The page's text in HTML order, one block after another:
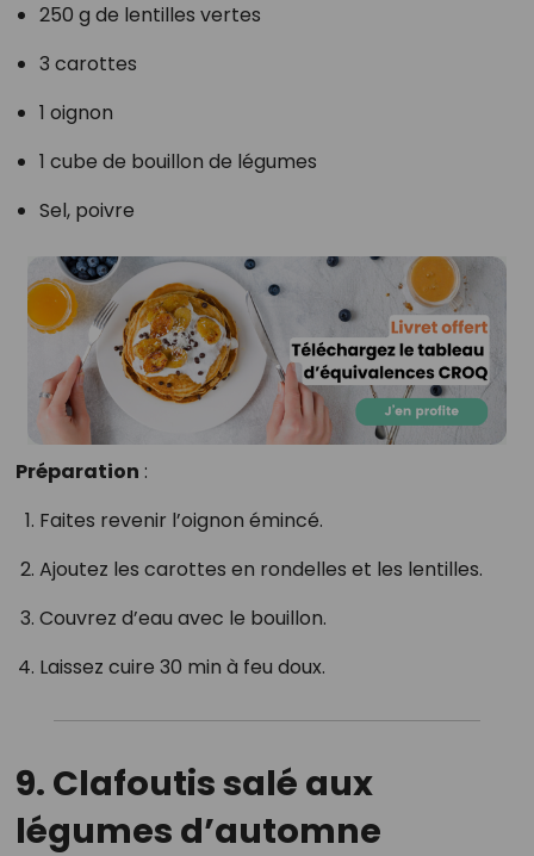
250 g de lentilles vertes
3 carottes
1 oignon
1 cube de bouillon de légumes
Sel, poivre
Préparation :
Faites revenir l’oignon émincé.
Ajoutez les carottes en rondelles et les lentilles.
Couvrez d’eau avec le bouillon.
Laissez cuire 30 min à feu doux.
9. Clafoutis salé aux
légumes d’automne